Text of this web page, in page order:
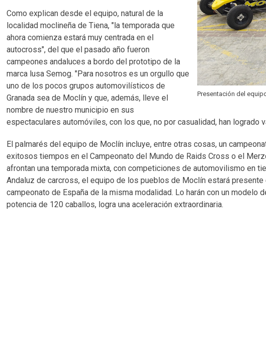
Presentación del
Como explican desde el equipo, natural de la
localidad moclineña de Tiena, "la temporada que
ahora comienza estará muy centrada en el
autocross", del que el pasado año fueron
campeones andaluces a bordo del prototipo de la
marca lusa Semog. "Para nosotros es un orgullo que
uno de los pocos grupos automovilísticos de
Granada sea de Moclín y que, además, lleve el
nombre de nuestro municipio en sus
espectaculares automóviles, con los que, no por casualidad, han
El palmarés del equipo de Moclín incluye, entre otras cosas, un
exitosos tiempos en el Campeonato del Mundo de Raids Cross o el
afrontan una temporada mixta, con competiciones de automovilismo en
Andaluz de carcross, el equipo de los pueblos de Moclín estará
campeonato de España de la misma modalidad. Lo harán con un
potencia de 120 caballos, logra una aceleración extraordinaria.